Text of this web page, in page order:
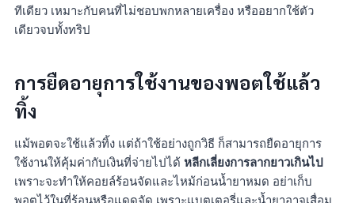
ทีเดียว เหมาะกับคนที่ไม่ชอบพกหลายเครื่อง หรืออยากใช้ตัว
เดียวจบทั้งทริป
การยืดอายุการใช้งานของพอตใช้แล้ว
ทิ้ง
แม้พอตจะใช้แล้วทิ้ง แต่ถ้าใช้อย่างถูกวิธี ก็สามารถยืดอายุการ
ใช้งานให้คุ้มค่ากับเงินที่จ่ายไปได้ หลีกเลี่ยงการลากยาวเกินไป
เพราะจะทำให้คอยล์ร้อนจัดและไหม้ก่อนน้ำยาหมด อย่าเก็บ